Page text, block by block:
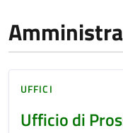
UFFICI
Ufficio di